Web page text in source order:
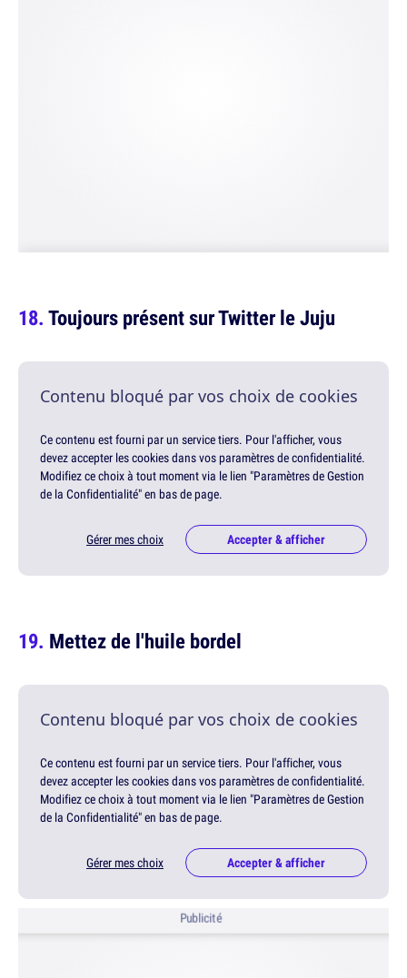
Toujours présent sur Twitter le Juju
Contenu bloqué par vos choix de cookies
Ce contenu est fourni par un service tiers. Pour l'afficher, vous
devez accepter les cookies dans vos paramètres de confidentialité.
Modifiez ce choix à tout moment via le lien "Paramètres de Gestion
de la Confidentialité" en bas de page.
Gérer mes choix Accepter & afficher
Mettez de l'huile bordel
Contenu bloqué par vos choix de cookies
Ce contenu est fourni par un service tiers. Pour l'afficher, vous
devez accepter les cookies dans vos paramètres de confidentialité.
Modifiez ce choix à tout moment via le lien "Paramètres de Gestion
de la Confidentialité" en bas de page.
Gérer mes choix Accepter & afficher
Publicité